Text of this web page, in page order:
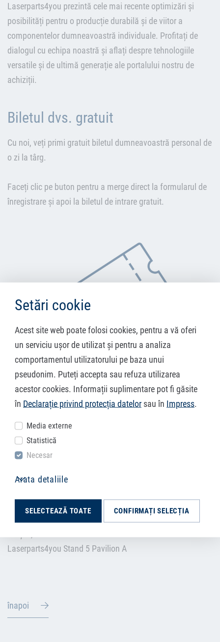
Laserparts4you prezintă cele mai recente optimizări și
posibilități pentru o producție durabilă și de viitor a
componentelor dumneavoastră individuale. Profitați de
dialogul cu echipa noastră și aflați despre tehnologiile
versatile și de ultimă generație ale portalului nostru de
achiziții.
Biletul dvs. gratuit
Cu noi, veți primi gratuit biletul dumneavoastră personal de
o zi la târg.
Faceți clic pe buton pentru a merge direct la formularul de
înregistrare și apoi la biletul de intrare gratuit.
CĂTRE BILETUL PENTRU DEMO METAL
Demo Metal
Laserparts4you Stand 5 Pavilion A
înapoi
Setări cookie
Acest site web poate folosi cookies, pentru a vă oferi
un serviciu ușor de utilizat și pentru a analiza
comportamentul utilizatorului pe baza unui
pseudonim. Puteți accepta sau refuza utilizarea
acestor cookies. Informații suplimentare pot fi găsite
în Declarație privind protecția datelor sau în Impress.
Media externe
Statistică
Necesar
Arata detaliile
SELECTEAZĂ TOATE CONFIRMAȚI SELECȚIA